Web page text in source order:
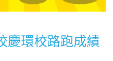
慶環校路跑成績